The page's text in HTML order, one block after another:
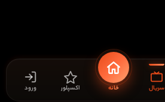
سریال خانه اکسپلور ورود